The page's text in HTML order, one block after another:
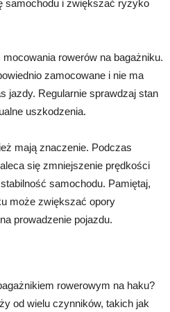
samochodu i zwiększać ryzyko
rowerów na bagażniku.
zamocowane i nie ma
jazdy. Regularnie sprawdzaj stan
uszkodzenia.
mają znaczenie. Podczas
się zmniejszenie prędkości
samochodu. Pamiętaj,
może zwiększać opory
prowadzenie pojazdu.
rowerowym na haku?
od wielu czynników, takich jak